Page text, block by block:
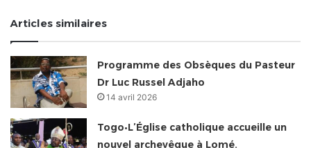
Articles similaires
Programme des Obsèques du Pasteur
Dr Luc Russel Adjaho
14 avril 2026
Togo•L’Église catholique accueille un
nouvel archevêque à Lomé.